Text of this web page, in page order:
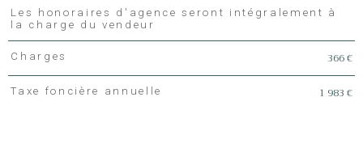
Les honoraires d'agence seront intégralement à
la charge du vendeur
Charges 366 €
Taxe foncière annuelle 1 983 €